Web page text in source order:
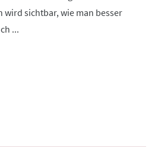
wird sichtbar, wie man besser
...